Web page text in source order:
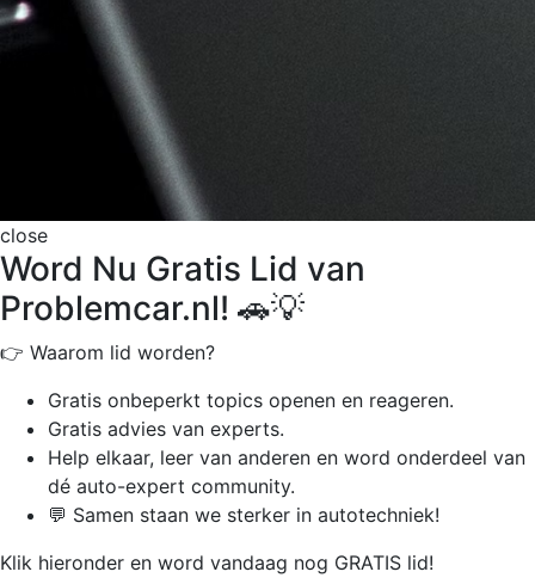
close
Word Nu Gratis Lid van
Problemcar.nl! 🚗💡
👉 Waarom lid worden?
Gratis onbeperkt topics openen en reageren.
Gratis advies van experts.
Help elkaar, leer van anderen en word onderdeel van
dé auto-expert community.
💬 Samen staan we sterker in autotechniek!
Klik hieronder en word vandaag nog GRATIS lid!